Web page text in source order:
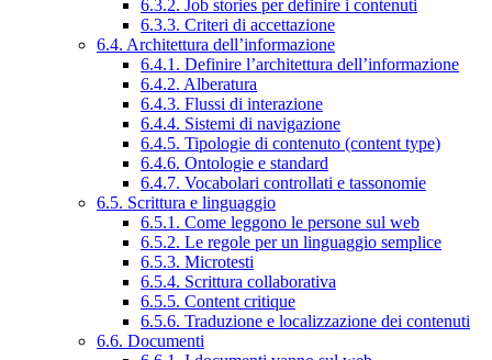
6.3.2. Job stories per definire i contenuti
6.3.3. Criteri di accettazione
6.4. Architettura dell’informazione
6.4.1. Definire l’architettura dell’informazione
6.4.2. Alberatura
6.4.3. Flussi di interazione
6.4.4. Sistemi di navigazione
6.4.5. Tipologie di contenuto (content type)
6.4.6. Ontologie e standard
6.4.7. Vocabolari controllati e tassonomie
6.5. Scrittura e linguaggio
6.5.1. Come leggono le persone sul web
6.5.2. Le regole per un linguaggio semplice
6.5.3. Microtesti
6.5.4. Scrittura collaborativa
6.5.5. Content critique
6.5.6. Traduzione e localizzazione dei contenuti
6.6. Documenti